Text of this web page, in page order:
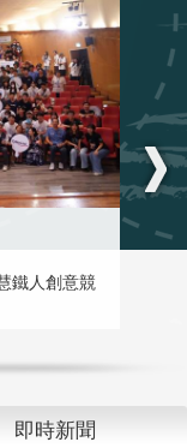
鐵人創意競
即時新聞